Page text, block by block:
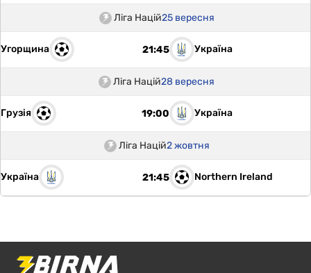
Ліга Націй25 вересня
Угорщина 21:45 Україна
Ліга Націй28 вересня
Грузія 19:00 Україна
Ліга Націй2 жовтня
Україна 21:45 Northern Ireland